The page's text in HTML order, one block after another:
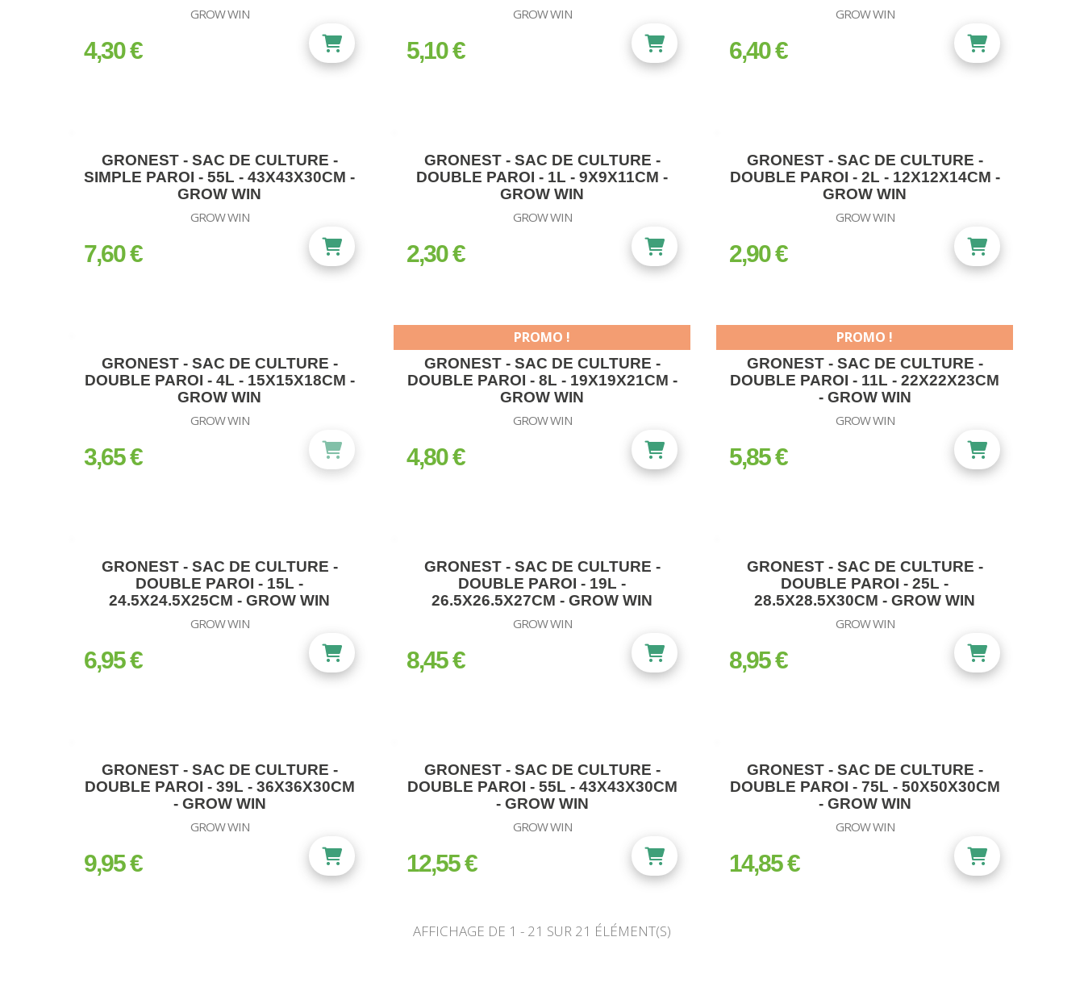
GROW WIN
prix
4,30 €
GROW WIN
prix
5,10 €
GROW WIN
prix
6,40 €
GRONEST - SAC DE CULTURE -
SIMPLE PAROI - 55L - 43X43X30CM -
GROW WIN
GROW WIN
prix
7,60 €
GRONEST - SAC DE CULTURE -
DOUBLE PAROI - 1L - 9X9X11CM -
GROW WIN
GROW WIN
prix
2,30 €
GRONEST - SAC DE CULTURE -
DOUBLE PAROI - 2L - 12X12X14CM -
GROW WIN
GROW WIN
prix
2,90 €
GRONEST - SAC DE CULTURE -
DOUBLE PAROI - 4L - 15X15X18CM -
GROW WIN
GROW WIN
prix
3,65 €
PROMO !
GRONEST - SAC DE CULTURE -
DOUBLE PAROI - 8L - 19X19X21CM -
GROW WIN
GROW WIN
prix
4,80 €
PROMO !
GRONEST - SAC DE CULTURE -
DOUBLE PAROI - 11L - 22X22X23CM
- GROW WIN
GROW WIN
prix
5,85 €
GRONEST - SAC DE CULTURE -
DOUBLE PAROI - 15L -
24.5X24.5X25CM - GROW WIN
GROW WIN
prix
6,95 €
GRONEST - SAC DE CULTURE -
DOUBLE PAROI - 19L -
26.5X26.5X27CM - GROW WIN
GROW WIN
prix
8,45 €
GRONEST - SAC DE CULTURE -
DOUBLE PAROI - 25L -
28.5X28.5X30CM - GROW WIN
GROW WIN
prix
8,95 €
GRONEST - SAC DE CULTURE -
DOUBLE PAROI - 39L - 36X36X30CM
- GROW WIN
GROW WIN
prix
9,95 €
GRONEST - SAC DE CULTURE -
DOUBLE PAROI - 55L - 43X43X30CM
- GROW WIN
GROW WIN
prix
12,55 €
GRONEST - SAC DE CULTURE -
DOUBLE PAROI - 75L - 50X50X30CM
- GROW WIN
GROW WIN
prix
14,85 €
AFFICHAGE DE 1 - 21 SUR 21 ÉLÉMENT(S)